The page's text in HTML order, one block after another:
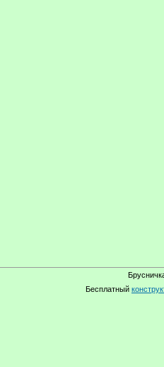
Бесплатный